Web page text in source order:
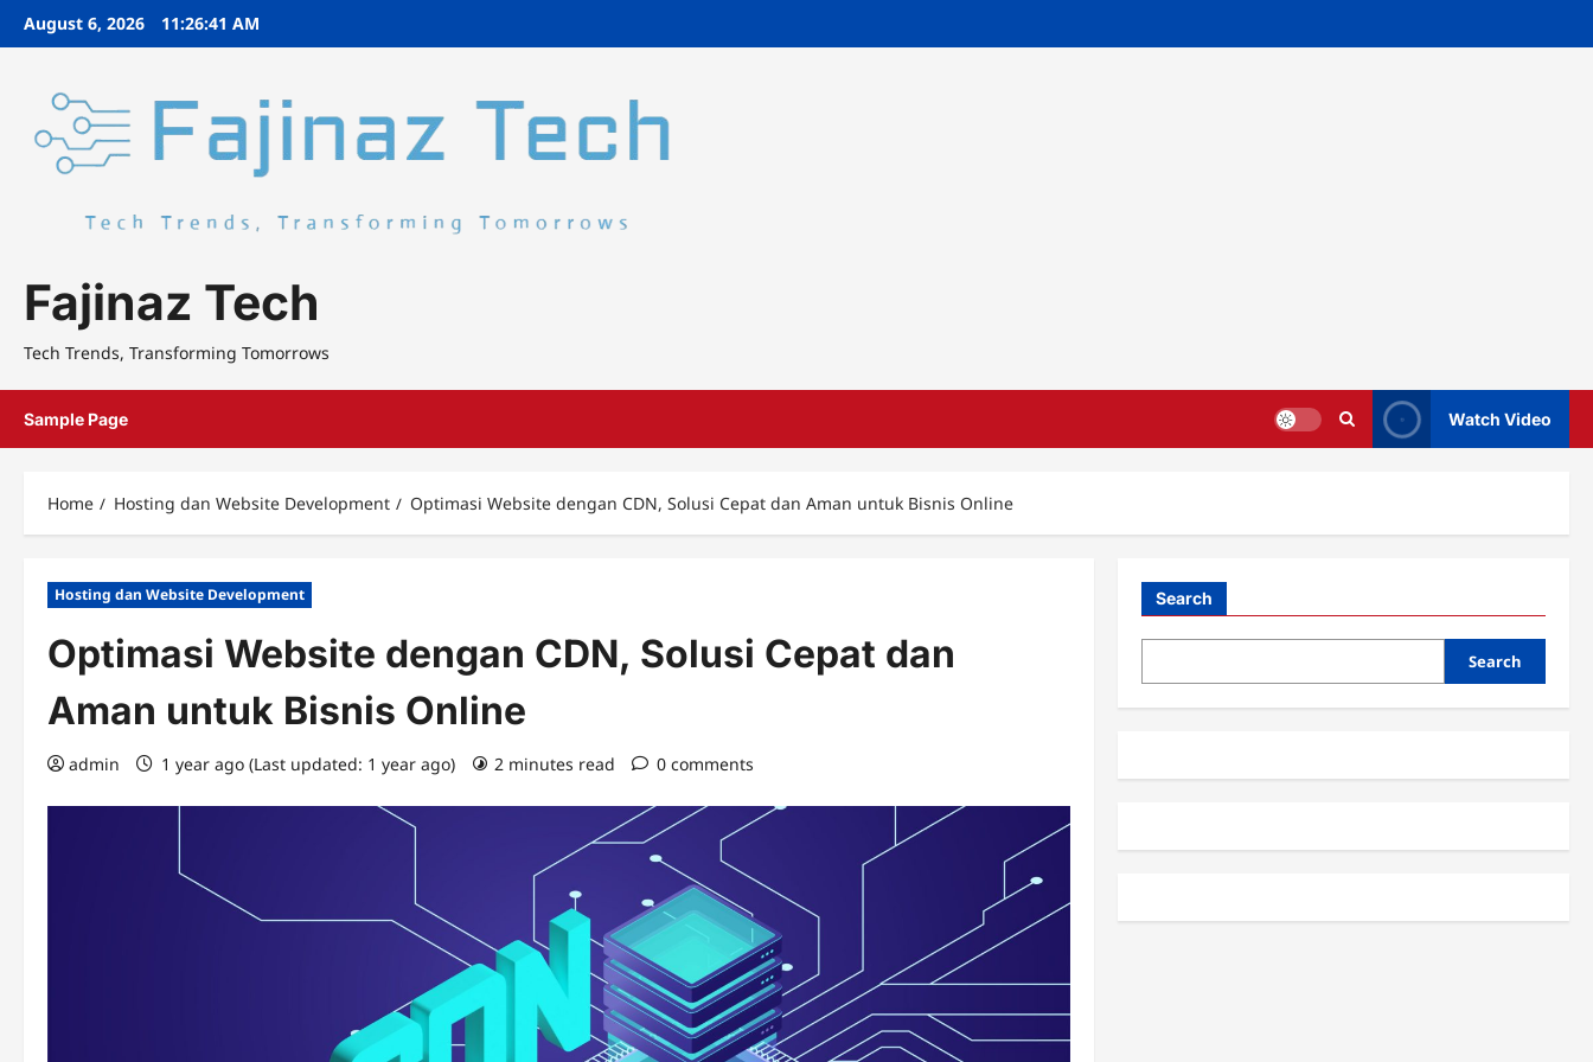
SkipAugust 6, 2026 11:26:42 AM
Fajinaz Tech
Tech Trends, Transforming Tomorrows
Sample Page Watch Video
Home Hosting dan Website Development Optimasi Website dengan CDN, Solusi Cepat dan Aman untuk Bisnis Online
Hosting dan Website Development
Optimasi Website dengan CDN, Solusi Cepat dan
Aman untuk Bisnis Online
admin 1 year ago (Last updated: 1 year ago) 2 minutes read 0 comments
Search
Search